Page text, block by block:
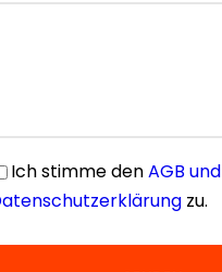
Ich stimme denAGB und
zu.